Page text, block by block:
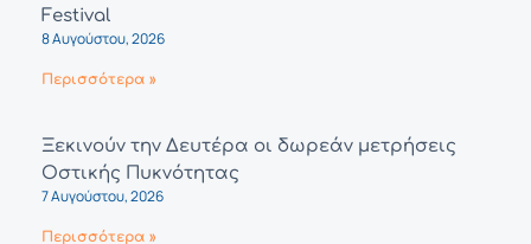
Festival
8 Αυγούστου, 2026
Περισσότερα »
Ξεκινούν την Δευτέρα οι δωρεάν μετρήσεις
Οστικής Πυκνότητας
7 Αυγούστου, 2026
Περισσότερα »